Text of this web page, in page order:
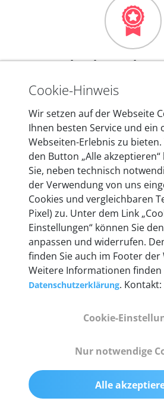
Mehr als 10 Jahre
In den Kfz-Diagnosegeräten
entwickeln wir unsere
Berlin laufend weiter. Auf diese
heute mehr als 60.000
Technische
Lieferumfang
55 mm x 25 mm x 12 mm
200 g
Cookie-Hinweis
Wir setzen auf der Webseite
Ihnen besten Service und ein
Webseiten-Erlebnis zu bieten.
den Button „Alle
Sie, neben technisch
der Verwendung von uns
Cookies und vergleichbaren
Pixel) zu. Unter dem Link
Einstellungen“ können Sie
anpassen und widerrufen.
finden Sie auch im Footer der
Weitere Informationen finden
Datenschutzerklärung. Kontakt:
Cookie-
Nur notwendige
Alle